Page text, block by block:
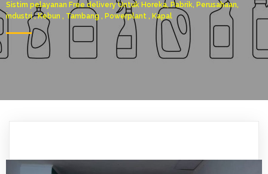
Sistim pelayanan Free delivery Untuk Horeka, Pabrik, Perusahaan,
industri , Kebun , Tambang , Powerplant , Kapal